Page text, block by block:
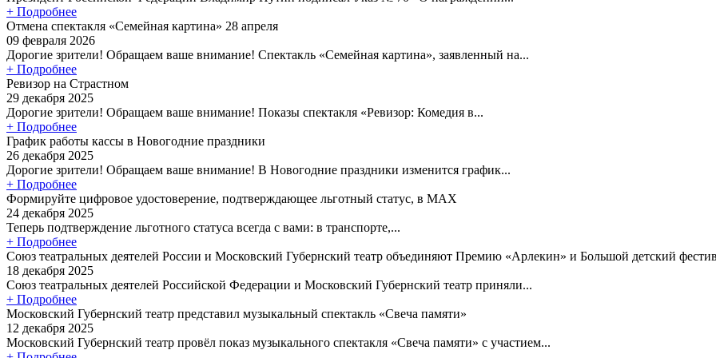
+ Подробнее
Отмена спектакля «Семейная картина» 28 апреля
09 февраля 2026
Дорогие зрители! Обращаем ваше внимание! Спектакль «Семейная картина», заявленный на...
+ Подробнее
Ревизор на Страстном
29 декабря 2025
Дорогие зрители! Обращаем ваше внимание! Показы спектакля «Ревизор: Комедия в...
+ Подробнее
График работы кассы в Новогодние праздники
26 декабря 2025
Дорогие зрители! Обращаем ваше внимание! В Новогодние праздники изменится график...
+ Подробнее
Формируйте цифровое удостоверение, подтверждающее льготный статус, в МАХ
24 декабря 2025
Теперь подтверждение льготного статуса всегда с вами: в транспорте,...
+ Подробнее
Союз театральных деятелей России и Московский Губернский театр объединяют Премию «Арлекин» и Большой детский
18 декабря 2025
Союз театральных деятелей Российской Федерации и Московский Губернский театр приняли...
+ Подробнее
Московский Губернский театр представил музыкальный спектакль «Свеча памяти»
12 декабря 2025
Московский Губернский театр провёл показ музыкального спектакля «Свеча памяти» с участием...